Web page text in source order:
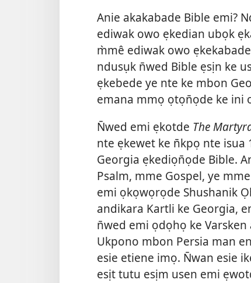
Anie akakabade Bible emi?
ediwak owo ẹkedian ubọk
m̀mê ediwak owo
ndusụk n̄wed Bible ẹsịn ke
ẹkebede ye nte ke mbon
emana mmọ ọtọn̄ọde ke ini
N̄wed emi ẹkotde The
nte ẹkewet ke n̄kpọ nte
Georgia ẹkediọn̄ọde Bible.
Psalm, mme Gospel, ye
emi ọkọwọrọde Shushanik
andikara Kartli ke Georgia,
n̄wed emi ọdọhọ ke
Ukpono mbon Persia man
esie etiene imọ. N̄wan esie
esịt tutu esịm usen emi